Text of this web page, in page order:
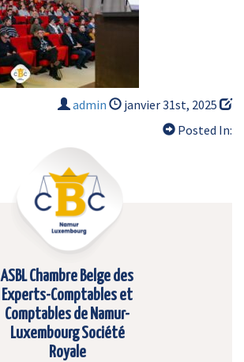
admin
janvier 31st, 2025
Posted In:
ASBL Chambre Belge des
Experts-Comptables et
Comptables de Namur-
Luxembourg Société
Royale